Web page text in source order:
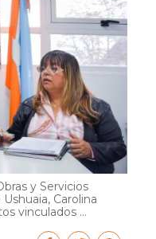
y Servicios
Carolina
vinculados ...